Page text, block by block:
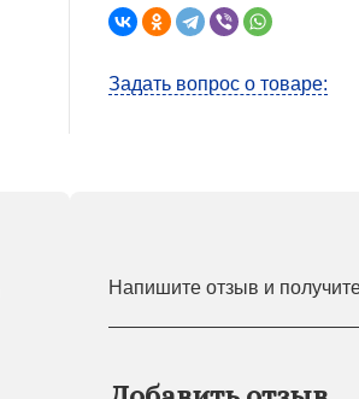
Задать вопрос о товаре:
Напишите отзыв и